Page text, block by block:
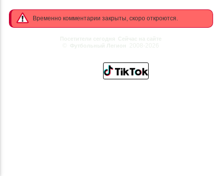
Временно комментарии закрыты, скоро откроются.